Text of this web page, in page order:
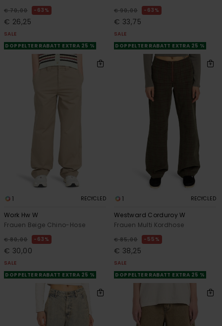
€ 70,00 63%
€ 26,25
SALE
DOPPELTER RABATT EXTRA 25 %
€ 90,00 63%
€ 33,75
SALE
DOPPELTER RABATT EXTRA 25 %
1 RECYCLED
Work Hw W
Frauen Beige Chino-Hose
€ 80,00 63%
€ 30,00
SALE
DOPPELTER RABATT EXTRA 25 %
1 RECYCLED
Westward Corduroy W
Frauen Multi Kordhose
€ 85,00 55%
€ 38,25
SALE
DOPPELTER RABATT EXTRA 25 %